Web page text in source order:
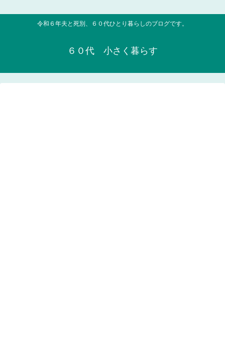
令和６年夫と死別、６０代ひとり暮らしのブログです。
６０代 小さく暮らす